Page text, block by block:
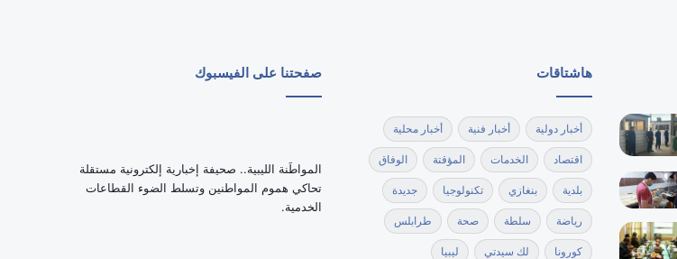
8 أشياء يجب تجنبها أثناء الدورة الشهرية
لتخفيف الألم وزيادة الراحة
هاشتاقات
أخبار دولية أخبار فنية أخبار محلية
اقتصاد الخدمات المؤقتة الوفاق
بلدية بنغازي تكنولوجيا جديدة
رياضة سلطة صحة طرابلس
كورونا لك سيدتي ليبيا
صفحتنا على الفيسبوك
‏المواطَنة الليبية.. صحيفة إخبارية إلكترونية مستقلة
تحاكي هموم المواطنين وتسلط الضوء القطاعات
الخدمية.